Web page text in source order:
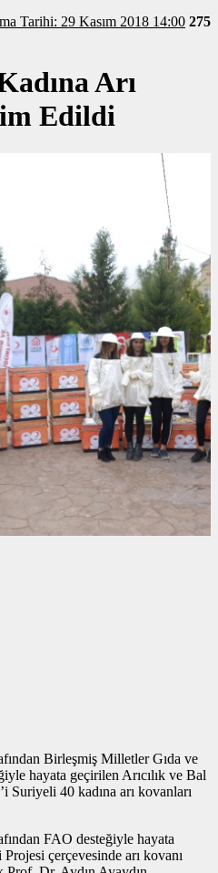
Tarihi: 29 Kasım 2018 14:00 275
Arı
Edildi
Birleşmiş Milletler Gıda ve
hayata geçirilen Arıcılık ve Bal
Suriyeli 40 kadına arı kovanları
FAO desteğiyle hayata
çerçevesinde arı kovanı